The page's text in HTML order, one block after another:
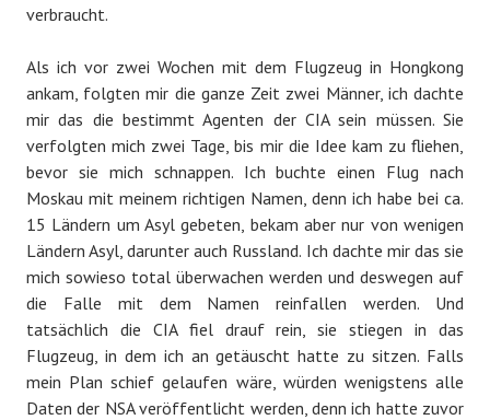
verbraucht.
Als ich vor zwei Wochen mit dem Flugzeug in Hongkong
ankam, folgten mir die ganze Zeit zwei Männer, ich dachte
mir das die bestimmt Agenten der CIA sein müssen. Sie
verfolgten mich zwei Tage, bis mir die Idee kam zu fliehen,
bevor sie mich schnappen. Ich buchte einen Flug nach
Moskau mit meinem richtigen Namen, denn ich habe bei ca.
15 Ländern um Asyl gebeten, bekam aber nur von wenigen
Ländern Asyl, darunter auch Russland. Ich dachte mir das sie
mich sowieso total überwachen werden und deswegen auf
die Falle mit dem Namen reinfallen werden. Und
tatsächlich die CIA fiel drauf rein, sie stiegen in das
Flugzeug, in dem ich an getäuscht hatte zu sitzen. Falls
mein Plan schief gelaufen wäre, würden wenigstens alle
Daten der NSA veröffentlicht werden, denn ich hatte zuvor